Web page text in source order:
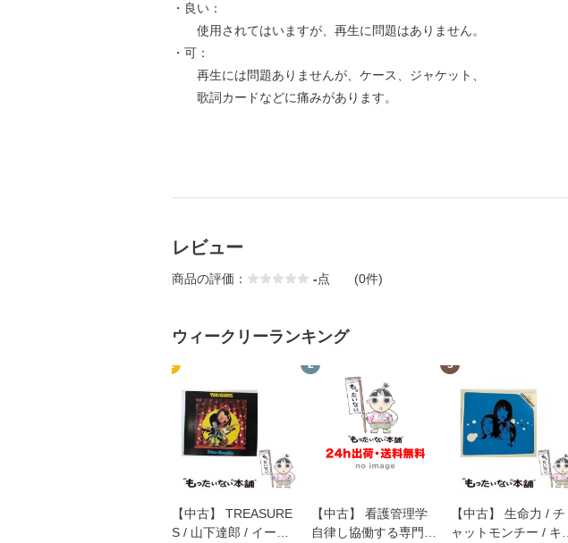
・良い：
使用されてはいますが、再生に問題はありません。
・可：
再生には問題ありませんが、ケース、ジャケット、
歌詞カードなどに痛みがあります。
レビュー
商品の評価： -点 (0件)
ウィークリーランキング
1
【中古】 TREASURE
S / 山下達郎 / イース
2
【中古】 看護管理学
自律し協働する専門職
3
【中古】 生命力 / チ
ャットモンチー / キュ